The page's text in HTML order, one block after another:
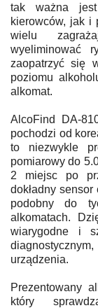
tak ważna jest
kierowców, jak i
wielu
wyeliminować
zaopatrzyć się
poziomu
alkomat.
AlcoFind DA-
pochodzi od
to niezwykle
pomiarowy do
2 miejsc po
dokładny
podobny do
alkomatach.
wiarygodne i
urządzenia.
Prezentowany
który